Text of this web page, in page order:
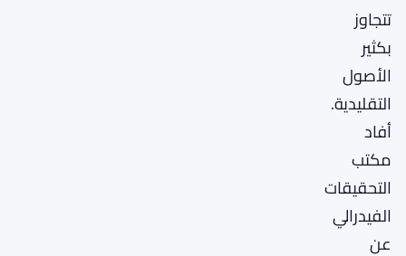
تتجاوز
بكثير
الأصول
التقليدية.
أفاد
مكتب
التحقيقات
الفيدرالي
عن